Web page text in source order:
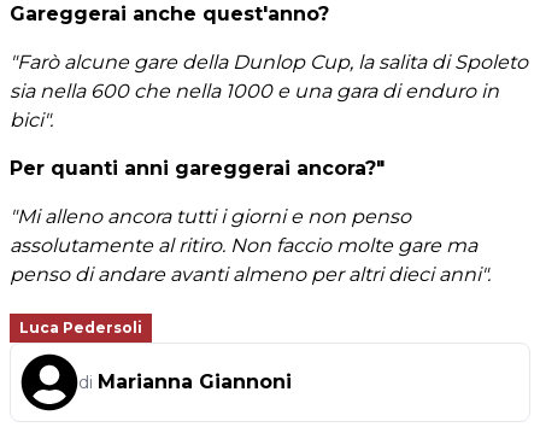
Gareggerai anche quest'anno?
"Farò alcune gare della Dunlop Cup, la salita di Spoleto
sia nella 600 che nella 1000 e una gara di enduro in
bici".
Per quanti anni gareggerai ancora?"
"Mi alleno ancora tutti i giorni e non penso
assolutamente al ritiro. Non faccio molte gare ma
penso di andare avanti almeno per altri dieci anni".
Luca Pedersoli
di Marianna Giannoni